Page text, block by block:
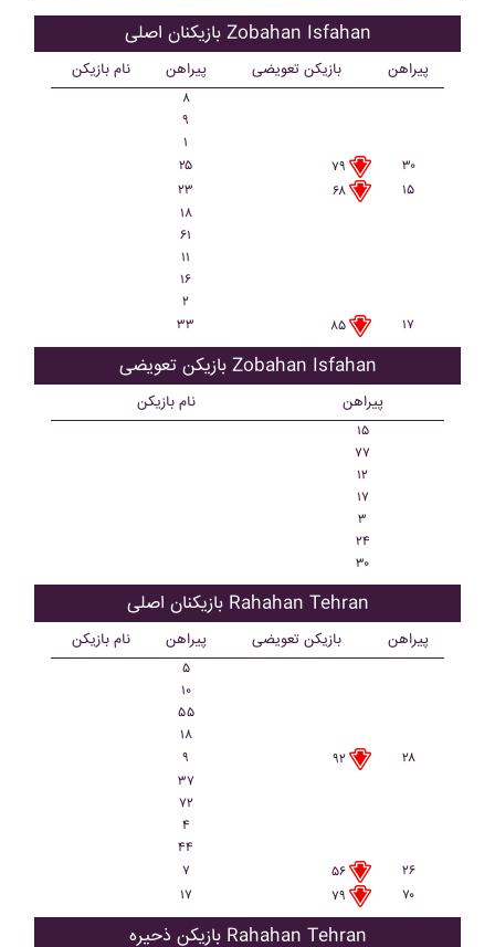
بازیکنان اصلی Zobahan Isfahan
نام بازیکن پیراهن بازیکن تعویضی پیراهن
۸
۹
۱
۲۵
۷۹
۳۰
۲۳
۶۸
۱۵
۱۸
۶۱
۱۱
۱۶
۲
۳۳
۸۵ ۱۷
بازیکن تعویضی Zobahan Isfahan
نام بازیکن پیراهن
۱۵
۷۷
۱۲
۱۷
۳
۲۴
۳۰
بازیکنان اصلی Rahahan Tehran
نام بازیکن پیراهن بازیکن تعویضی پیراهن
۵
۱۰
۵۵
۱۸
۹
۹۲
۲۸
۳۷
۷۲
۴
۴۴
۷
۵۶
۲۶
۱۷
۷۹ ۷۰
بازیکن ذحیره Rahahan Tehran